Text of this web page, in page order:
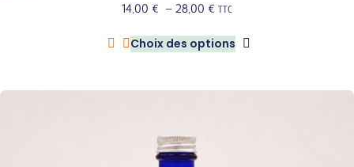
14,00 € – 28,00 € Plage
prix :
TTC
Choix des options
variations.
Les